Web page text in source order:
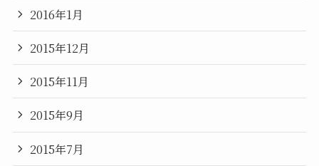
2016年1月
2015年12月
2015年11月
2015年9月
2015年7月